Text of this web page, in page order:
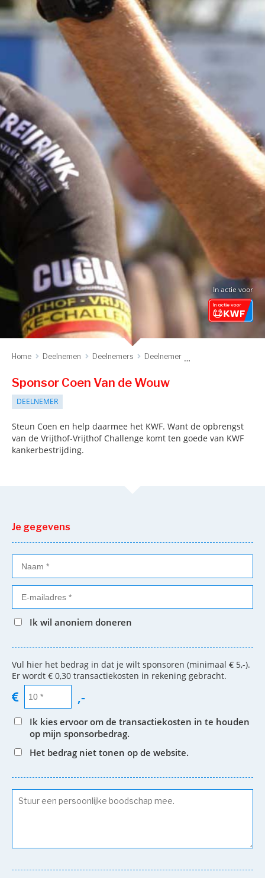
In actie voor
Home Deelnemen Deelnemers Deelnemer
Sponsor Coen Van de Wouw
DEELNEMER
Steun Coen en help daarmee het KWF. Want de opbrengst
van de Vrijthof-Vrijthof Challenge komt ten goede van KWF
kankerbestrijding.
Je gegevens
Ik wil anoniem doneren
Vul hier het bedrag in dat je wilt sponsoren (minimaal € 5,-).
Er wordt € 0,30 transactiekosten in rekening gebracht.
,-
Ik kies ervoor om de transactiekosten in te houden
op mijn sponsorbedrag.
Het bedrag niet tonen op de website.